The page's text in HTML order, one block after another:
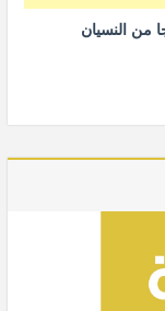
من النسيان